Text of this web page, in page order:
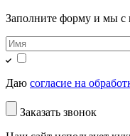
Заполните форму и мы с
Даю согласие на
Заказать звонок